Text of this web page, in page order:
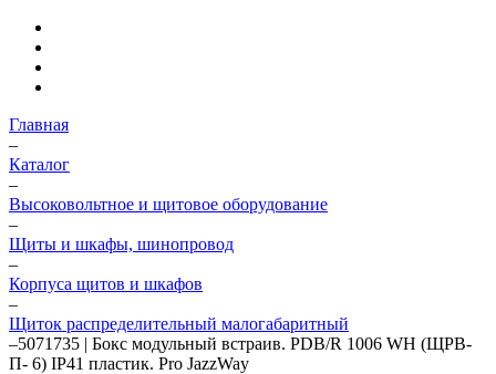
Главная
–
Каталог
–
Высоковольтное и щитовое оборудование
–
Щиты и шкафы, шинопровод
–
Корпуса щитов и шкафов
–
Щиток распределительный малогабаритный
–5071735 | Бокс модульный встраив. PDB/R 1006 WH (ЩРВ-
П- 6) IP41 пластик. Pro JazzWay